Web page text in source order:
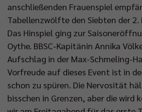
anschließenden Frauenspiel
Tabellenzwölfte den Siebten der 2.
Das Hinspiel ging zur
Oythe. BBSC-Kapitänin Annika
Aufschlag in der Max-Schmeling-
Vorfreude auf dieses Event ist in
schon zu spüren. Die Nervosität
bisschen in Grenzen, aber die wird